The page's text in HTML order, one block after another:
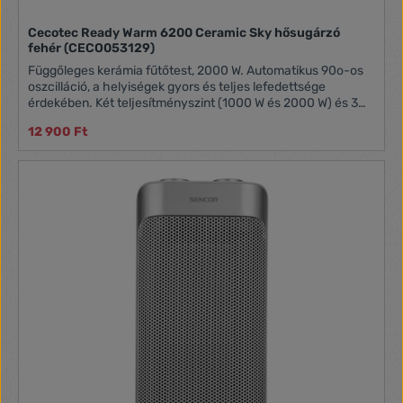
Cecotec Ready Warm 6200 Ceramic Sky hősugárzó
fehér (CECO053129)
Függőleges kerámia fűtőtest, 2000 W. Automatikus 90o-os
oszcilláció, a helyiségek gyors és teljes lefedettsége
érdekében. Két teljesítményszint (1000 W és 2000 W) és 3
elleni védelem. 20 m2 hatékony fűtésére képes.
12 900 Ft